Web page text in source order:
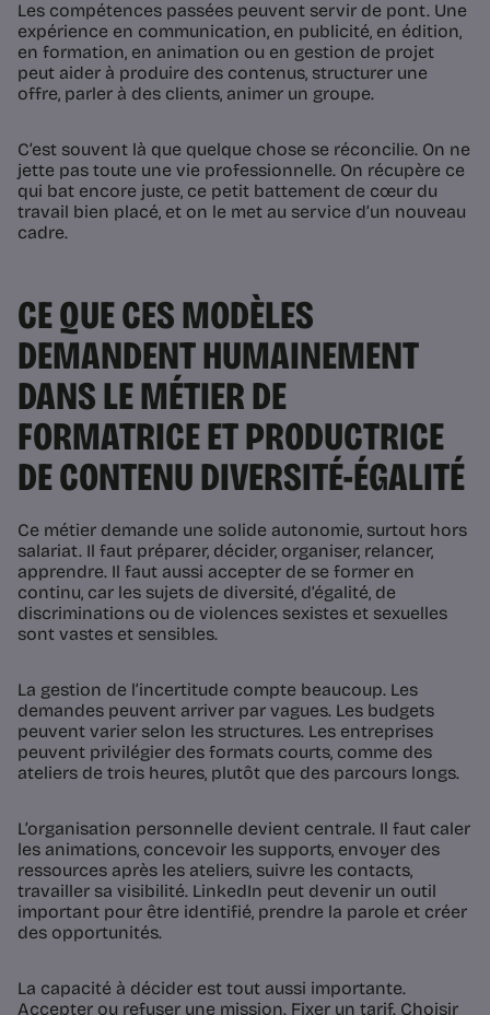
Les compétences passées peuvent servir de pont. Une
expérience en communication, en publicité, en édition,
en formation, en animation ou en gestion de projet
peut aider à produire des contenus, structurer une
offre, parler à des clients, animer un groupe.
C’est souvent là que quelque chose se réconcilie. On ne
jette pas toute une vie professionnelle. On récupère ce
qui bat encore juste, ce petit battement de cœur du
travail bien placé, et on le met au service d’un nouveau
cadre.
CE QUE CES MODÈLES
DEMANDENT HUMAINEMENT
DANS LE MÉTIER DE
FORMATRICE ET PRODUCTRICE
DE CONTENU DIVERSITÉ-ÉGALITÉ
Ce métier demande une solide autonomie, surtout hors
salariat. Il faut préparer, décider, organiser, relancer,
apprendre. Il faut aussi accepter de se former en
continu, car les sujets de diversité, d’égalité, de
discriminations ou de violences sexistes et sexuelles
sont vastes et sensibles.
La gestion de l’incertitude compte beaucoup. Les
demandes peuvent arriver par vagues. Les budgets
peuvent varier selon les structures. Les entreprises
peuvent privilégier des formats courts, comme des
ateliers de trois heures, plutôt que des parcours longs.
L’organisation personnelle devient centrale. Il faut caler
les animations, concevoir les supports, envoyer des
ressources après les ateliers, suivre les contacts,
travailler sa visibilité. LinkedIn peut devenir un outil
important pour être identifié, prendre la parole et créer
des opportunités.
La capacité à décider est tout aussi importante.
Accepter ou refuser une mission. Fixer un tarif. Choisir